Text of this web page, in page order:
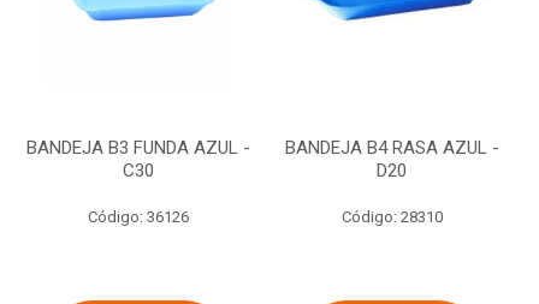
BANDEJA B3 FUNDA AZUL -
C30
Código: 36126
BANDEJA B4 RASA AZUL -
D20
Código: 28310